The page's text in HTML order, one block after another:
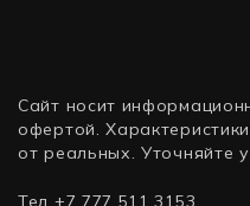
8)
Сайт носит
офертой.
от реальных. Уточняйте
Тел +7 777 511 3153